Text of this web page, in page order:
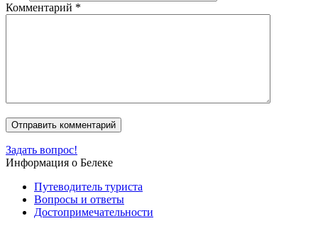
Комментарий *
Задать вопрос!
Информация о Белеке
Путеводитель туриста
Вопросы и ответы
Достопримечательности